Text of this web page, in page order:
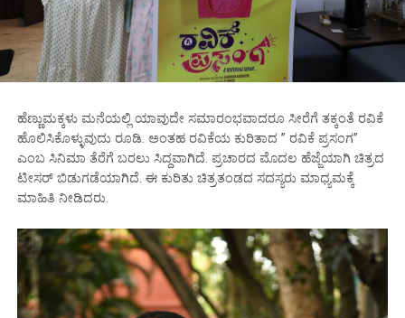
ಹೆಣ್ಣುಮಕ್ಕಳು ಮನೆಯಲ್ಲಿ ಯಾವುದೇ ಸಮಾರಂಭವಾದರೂ ಸೀರೆಗೆ ತಕ್ಕಂತೆ ರವಿಕೆ
ಹೊಲಿಸಿಕೊಳ್ಳುವುದು ರೂಡಿ. ಅಂತಹ ರವಿಕೆಯ ಕುರಿತಾದ ” ರವಿಕೆ ಪ್ರಸಂಗ”
ಎಂಬ ಸಿನಿಮಾ ತೆರೆಗೆ ಬರಲು ಸಿದ್ದವಾಗಿದೆ. ಪ್ರಚಾರದ ಮೊದಲ ಹೆಜ್ಜೆಯಾಗಿ ಚಿತ್ರದ
ಟೀಸರ್ ಬಿಡುಗಡೆಯಾಗಿದೆ. ಈ ಕುರಿತು ಚಿತ್ರತಂಡದ ಸದಸ್ಯರು ಮಾಧ್ಯಮಕ್ಕೆ
ಮಾಹಿತಿ ನೀಡಿದರು.